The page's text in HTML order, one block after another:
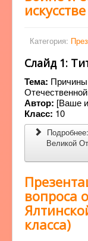
искусстве
Категория:
Слайд 1:
Тема:
Автор: [Ваше
Класс: 10
Великой
вопроса
класса)